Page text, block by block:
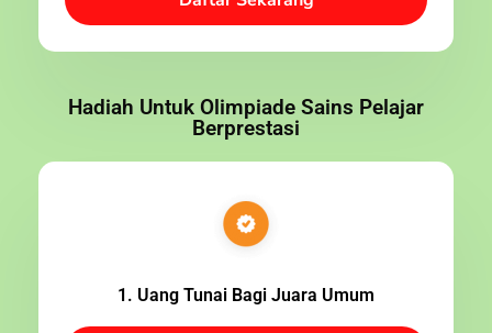
Hadiah Untuk Olimpiade Sains Pelajar
Berprestasi
1. Uang Tunai Bagi Juara Umum